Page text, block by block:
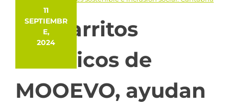
11
SEPTIEMBR
E,
2024
Los carritos
eléctricos de
MOOEVO, ayudan